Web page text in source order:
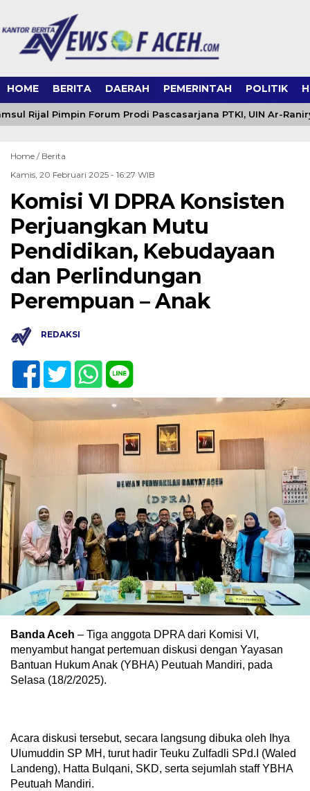
HOME BERITA DAERAH PEMERINTAH POLITIK
Rijal Pimpin Forum Prodi Pascasarjana PTKI, UIN Ar-
Home / Berita
Kamis, 20 Februari 2025 - 16:27 WIB
Komisi VI DPRA Konsisten
Perjuangkan Mutu
Pendidikan, Kebudayaan
dan Perlindungan
Perempuan – Anak
REDAKSI
Banda Aceh – Tiga anggota DPRA dari Komisi VI,
menyambut hangat pertemuan diskusi dengan Yayasan
Bantuan Hukum Anak (YBHA) Peutuah Mandiri, pada
Selasa (18/2/2025).
Acara diskusi tersebut, secara langsung dibuka oleh Ihya
Ulumuddin SP MH, turut hadir Teuku Zulfadli SPd.I (Waled
Landeng), Hatta Bulqani, SKD, serta sejumlah staff YBHA
Peutuah Mandiri.